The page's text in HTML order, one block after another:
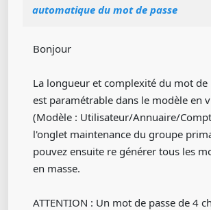
automatique du mot de passe
Bonjour
La longueur et complexité du mot de
est paramétrable dans le modèle en
(Modèle : Utilisateur/Annuaire/
l'onglet maintenance du groupe
pouvez ensuite re générer tous les
en masse.
ATTENTION : Un mot de passe de 4